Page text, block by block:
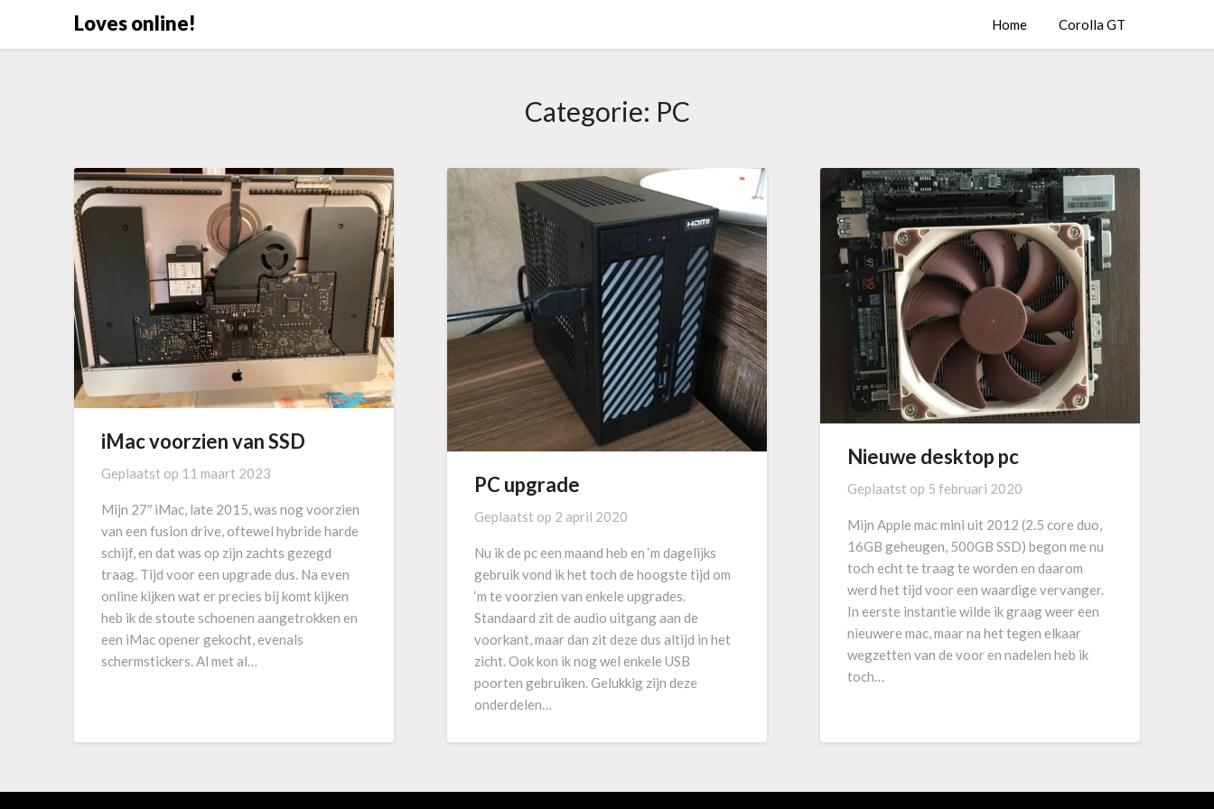
Loves online! Home Corolla GT
Categorie: PC
iMac voorzien van SSD
Geplaatst op 11 maart 2023
Mijn 27″ iMac, late 2015, was nog voorzien
van een fusion drive, oftewel hybride harde
schijf, en dat was op zijn zachts gezegd
traag. Tijd voor een upgrade dus. Na even
online kijken wat er precies bij komt kijken
heb ik de stoute schoenen aangetrokken en
een iMac opener gekocht, evenals
schermstickers. Al met al…
PC upgrade
Geplaatst op 2 april 2020
Nu ik de pc een maand heb en ‘m dagelijks
gebruik vond ik het toch de hoogste tijd om
‘m te voorzien van enkele upgrades.
Standaard zit de audio uitgang aan de
voorkant, maar dan zit deze dus altijd in het
zicht. Ook kon ik nog wel enkele USB
poorten gebruiken. Gelukkig zijn deze
onderdelen…
Nieuwe desktop pc
Geplaatst op 5 februari 2020
Mijn Apple mac mini uit 2012 (2.5 core duo,
16GB geheugen, 500GB SSD) begon me nu
toch echt te traag te worden en daarom
werd het tijd voor een waardige vervanger.
In eerste instantie wilde ik graag weer een
nieuwere mac, maar na het tegen elkaar
wegzetten van de voor en nadelen heb ik
toch…